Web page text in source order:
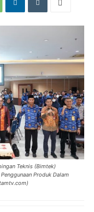
Teknis (Bimtek)
Produk Dalam